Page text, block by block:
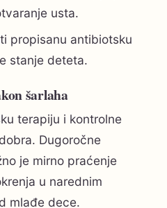
usta.
propisanu antibiotsku
stanje deteta.
šarlaha
terapiju i kontrolne
Dugoročne
je mirno praćenje
u narednim
mlađe dece.